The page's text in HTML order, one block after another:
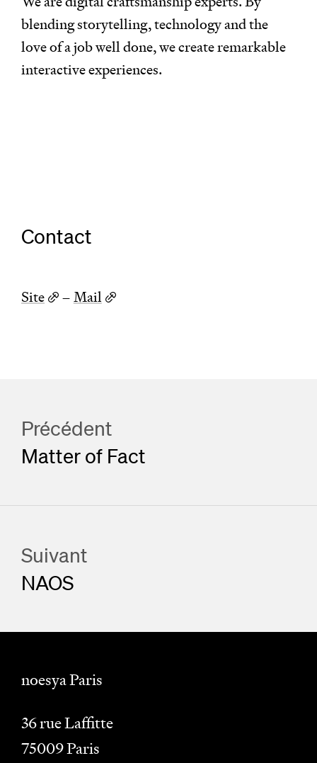
blending storytelling, technology and the
love of a job well done, we create remarkable
interactive experiences.
Contact
Site –Mail
Précédent
Matter of Fact
Suivant
NAOS
noesya Paris
36 rue Laffitte
75009Paris